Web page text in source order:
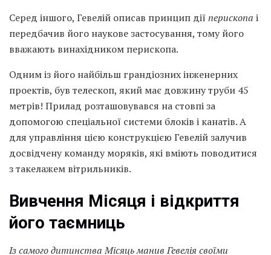
Серед іншого, Гевелій описав принцип дії перископа і
передбачив його наукове застосування, тому його
вважають винахідником перископа.
Одним із його найбільш грандіозних інженерних
проектів, був телескоп, який має довжину труби 45
метрів! Прилад розташовувався на стовпі за
допомогою спеціальної системи блоків і канатів. А
для управління цією конструкцією Гевелій залучив
досвідчену команду моряків, які вміють поводитися
з такелажем вітрильників.
Вивчення Місяця і відкриття
його таємниць
Із самого дитинства Місяць манив Гевелія своїми